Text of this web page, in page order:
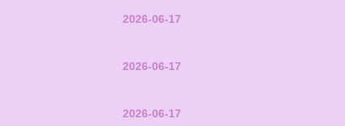
2026-06-17
2026-06-17
2026-06-17